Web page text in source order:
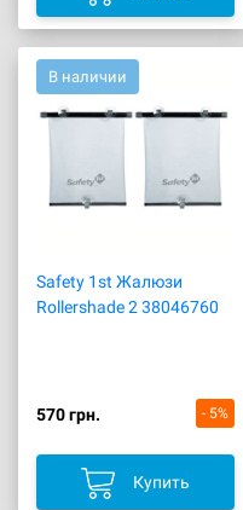
В наличии
Safety 1st Жалюзи
Rollershade 2 38046760
570 грн. - 5%
Купить